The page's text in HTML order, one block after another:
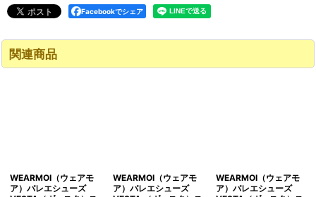
Facebookでシェア
関連商品
WEARMOI（ウェアモ
ア）バレエシューズ
WEARMOI（ウェアモ
ア）バレエシューズ
WEARMOI（ウェアモ
ア）バレエシューズ